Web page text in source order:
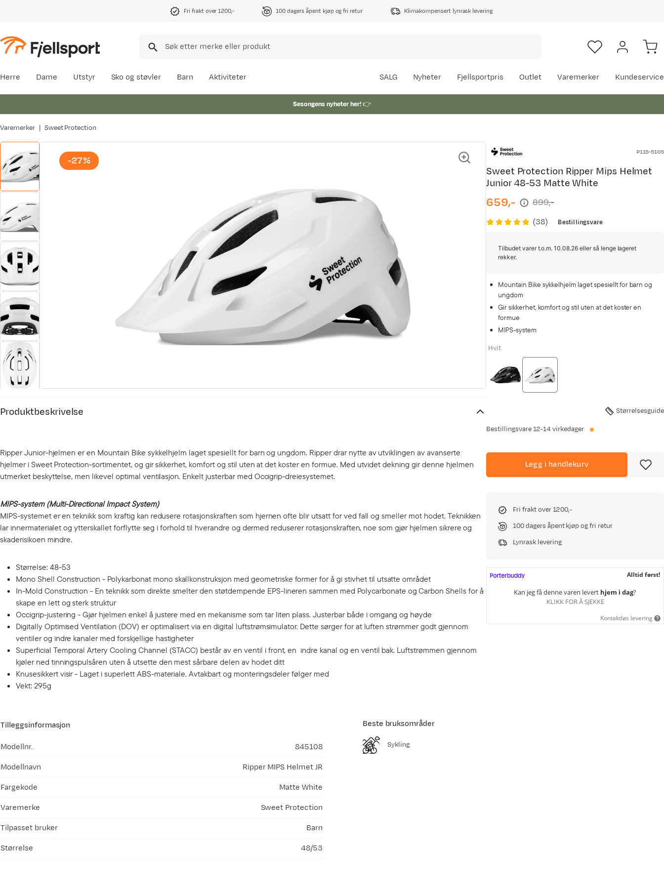
Fri frakt over 1200,- 100 dagers åpent kjøp og fri retur Klimakompensert lynrask levering
Herre Dame Utstyr Sko og støvler Barn Aktiviteter SALG Nyheter Fjellsportpris Outlet Varemerker Kundeservice
Sesongens nyheter her!👉
Varemerker Sweet Protection
-27%
Produktbeskrivelse
Ripper Junior-hjelmen er en Mountain Bike sykkelhjelm laget spesiellt for barn og ungdom. Ripper drar nytte av utviklingen av avanserte
hjelmer i Sweet Protection-sortimentet, og gir sikkerhet, komfort og stil uten at det koster en formue. Med utvidet dekning gir denne hjelmen
utmerket beskyttelse, men likevel optimal ventilasjon. Enkelt justerbar med Occigrip-dreiesystemet.
MIPS-system (Multi-Directional Impact System)
MIPS-systemet er en teknikk som kraftig kan redusere rotasjonskraften som hjernen ofte blir utsatt for ved fall og smeller mot hodet. Teknikken
lar innermaterialet og ytterskallet forflytte seg i forhold til hverandre og dermed reduserer rotasjonskraften, noe som gjør hjelmen sikrere og
skaderisikoen mindre.
Størrelse: 48-53
Mono Shell Construction - Polykarbonat mono skallkonstruksjon med geometriske former for å gi stivhet til utsatte området
In-Mold Construction - En teknikk som direkte smelter den støtdempende EPS-lineren sammen med Polycarbonate og Carbon Shells for å
skape en lett og sterk struktur
Occigrip-justering - Gjør hjelmen enkel å justere med en mekanisme som tar liten plass. Justerbar både i omgang og høyde
Digitally Optimised Ventilation (DOV) er optimalisert via en digital luftstrømsimulator. Dette sørger for at luften strømmer godt gjennom
ventiler og indre kanaler med forskjellige hastigheter
Superficial Temporal Artery Cooling Channel (STACC) består av en ventil i front, en indre kanal og en ventil bak. Luftstrømmen gjennom
kjøler ned tinningspulsåren uten å utsette den mest sårbare delen av hodet ditt
Knusesikkert visir - Laget i superlett ABS-materiale. Avtakbart og monteringsdeler følger med
Vekt: 295g
Tilleggsinformasjon
Modellnr.
845108
Modellnavn
Ripper MIPS Helmet JR
Fargekode
Matte White
Varemerke
Sweet Protection
Tilpasset bruker
Barn
Størrelse
48/53
Beste bruksområder
Sykling
P115-5105
Sweet Protection Ripper Mips Helmet
Junior 48-53 Matte White
discounted
price
659,-
original
price
899,-
(38) Bestillingsvare
Tilbudet varer t.o.m. 10.08.26 eller så lenge lageret
rekker.
Mountain Bike sykkelhjelm laget spesiellt for barn og
ungdom
Gir sikkerhet, komfort og stil uten at det koster en
formue
MIPS-system
Hvit
Størrelsesguide
Bestillingsvare 12-14 virkedager
Legg i handlekurv
Fri frakt over 1200,-
100 dagers åpent kjøp og fri retur
Lynrask levering
Alltid først!
Kan jeg få denne varen levert hjem i dag?
KLIKK FOR Å SJEKKE
Kontaktløs levering